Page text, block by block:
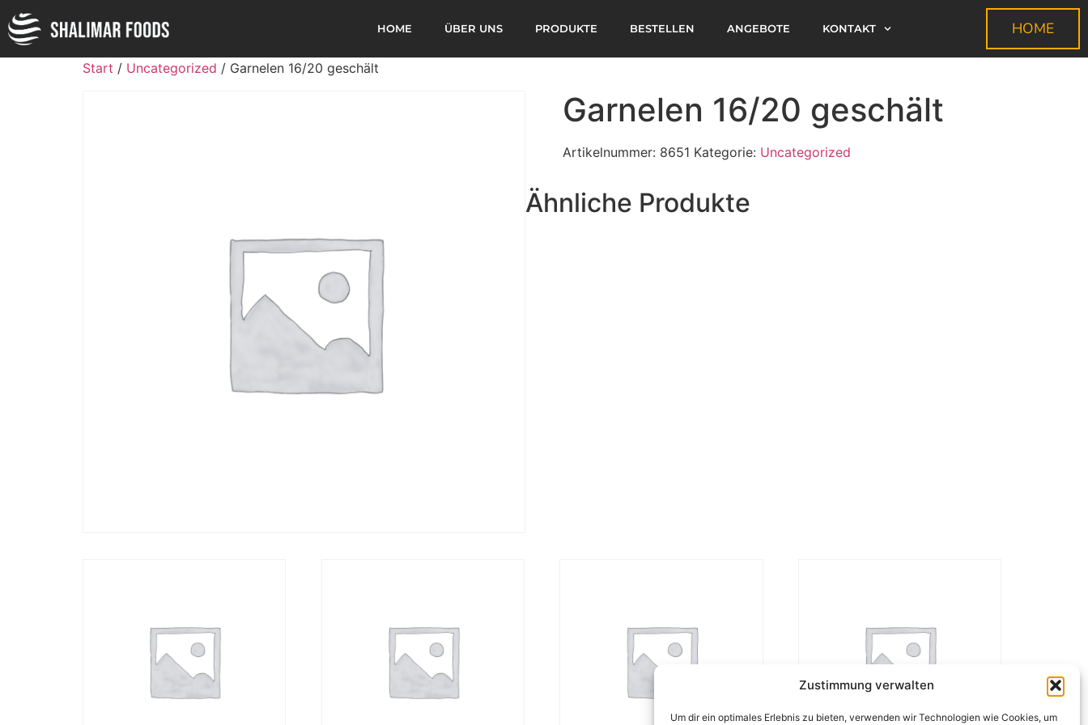
Zustimmung verwalten
Um dir ein optimales Erlebnis zu bieten, verwenden wir Technologien wie Cookies, um
HOME ÜBER UNS PRODUKTE BESTELLEN ANGEBOTE KONTAKT HOME
Start / Uncategorized / Garnelen 16/20 geschält
Garnelen 16/20 geschält
Artikelnummer: 8651 Kategorie: Uncategorized
Ähnliche Produkte